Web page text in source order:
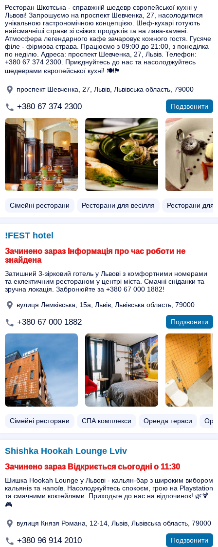
Ресторан Шкотська - справжній шедевр європейської кухні у
Львові! Запрошуємо на проспект Шевченка, 27, насолодитися
унікальною гастрономічною концепцією. Шеф-кухарі готують
найсмачніші страви зі свіжих продуктів та на лава-камені.
Атмосфера легендарного кафе зачаровує кожного гостя. Гусяче
філе - фірмова страва. Працюємо з 09:00 до 21:00, з понеділка
по неділю. Адреса: проспект Шевченка, 27, Львів. Телефон:
+380 67 374 2300. Приєднуйтесь до нас та насолоджуйтесь
шедеврами європейської кухні! 🍽️🏴
проспект Шевченка, 27, Львів, Львівська область, 79000
+380 67 374 2300 Подзвонити
Сімейні ресторани Ресторани для весілля Ресторани для
!FEST hotel
Зачинено зараз Інформація про час роботи не
знайдена
Затишний 3-зірковий готель у Львові з комфортними номерами
та еклектичним рестораном у центрі міста. Смачні сніданки та
зручна локація. Забронюйте за +380 67 000 1882!
вулиця Лемківська, 15а, Львів, Львівська область, 79000
+380 67 000 1882 Подзвонити
Сімейні ресторани СПА комплекси Оренда тераси
Shishka Hookah Lounge Lviv
Зачинено зараз Відкриється сьогодні о 11:30
Шишка Hookah Lounge у Львові - кальян-бар з широким вибором
кальянів та напоїв. Насолоджуйтесь спокоєм, грою на Playstation
та смачними коктейлями. Приходьте до нас на відпочинок! 🌿🍹
🎮
вулиця Князя Романа, 12-14, Львів, Львівська область, 79000
+380 96 914 2010 Подзвонити